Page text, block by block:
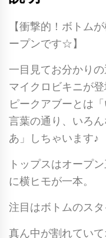
【衝撃的！ボトム
ープンです☆】
一目見てお分かり
マイクロビキニが登
ピークアブーとは
言葉の通り、いろ
あ」しちゃいます♪
トップスはオープ
に横ヒモが一本。
注目はボトムのスタ
真ん中が割れていて